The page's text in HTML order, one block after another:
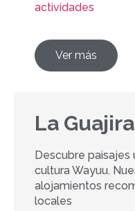
actividades
Ver más
La Guajira
Descubre
cultura Wayuu.
alojamientos
locales